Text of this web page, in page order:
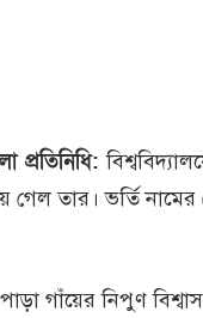
প্রতিনিধি:
গেল তার। ভর্তি
গাঁয়ের নিপুণ